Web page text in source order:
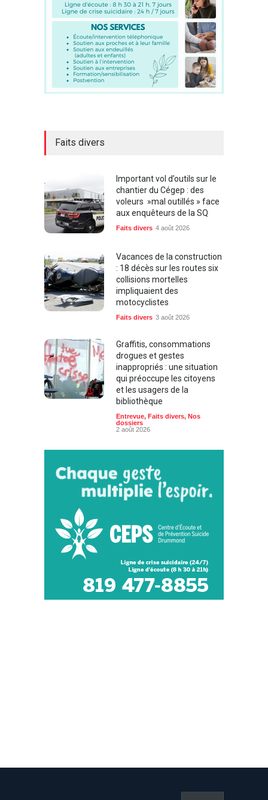
Faits divers
Important vol d’outils sur le
chantier du Cégep : des
voleurs »mal outillés » face
aux enquêteurs de la SQ
Faits divers 4 août 2026
Vacances de la construction
: 18 décès sur les routes six
collisions mortelles
impliquaient des
motocyclistes
Faits divers 3 août 2026
Graffitis, consommations
drogues et gestes
inappropriés : une situation
qui préoccupe les citoyens
et les usagers de la
bibliothèque
Entrevue, Faits divers, Nos
dossiers
2 août 2026